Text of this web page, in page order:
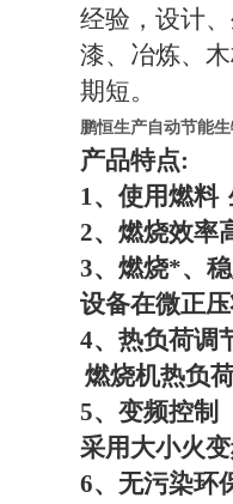
经验，设计
漆、冶炼、
期短。
鹏恒生产自动节能
产品特点:
1、使用燃料
2、燃烧效率
3、燃烧*、
设备在微正
4、热负荷调
燃烧机热负
5、变频控制
采用大小火
6、无污染环